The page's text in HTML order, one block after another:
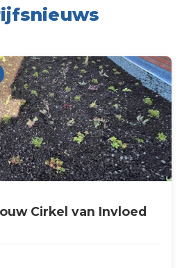
Cirkel van Invloed